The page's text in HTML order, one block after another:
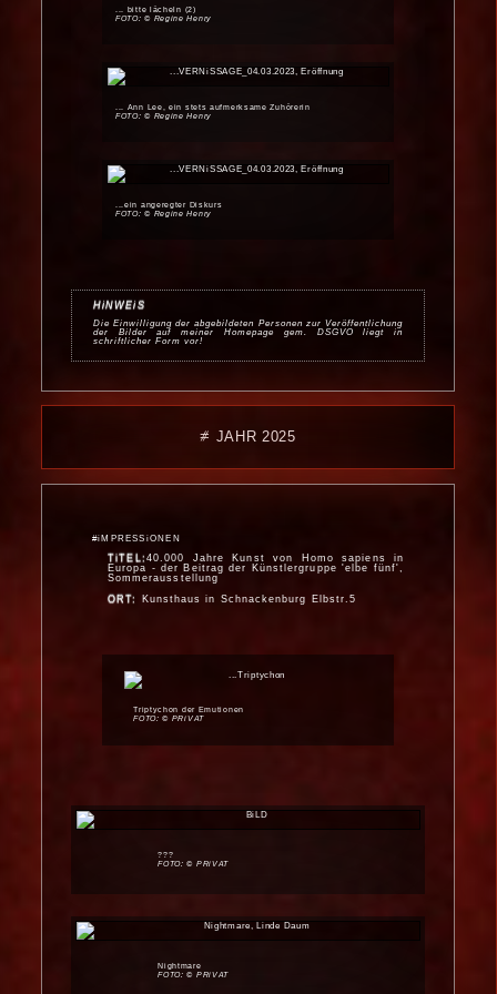
... bitte lächeln (2)
FOTO: © Regine Henry
... Ann Lee, ein stets auf­merk­same Zuhörerin
FOTO: © Regine Henry
...ein angeregter Diskurs
FOTO: © Regine Henry
HiNWEiS
Die Einwilligung der abgebildeten Personen zur Veröffentlichung
der Bilder auf meiner Homepage gem. DSGVO liegt in
schriftlicher Form vor!
⧣ JAHR 2025
#iMPRESSiONEN
TiTEL: 40.000 Jahre Kunst von Homo sapiens in
Europa - der Beitrag der Künstlergruppe 'elbe fünf',
Sommerausstellung
ORT: Kunsthaus in Schnackenburg Elbstr.5
Triptychon der Emutionen
FOTO: © PRiVAT
???
FOTO: © PRiVAT
Nightmare
FOTO: © PRiVAT